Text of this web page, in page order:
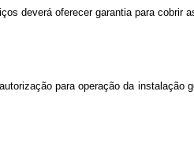
deverá oferecer garantia para cobrir
para operação da instalação